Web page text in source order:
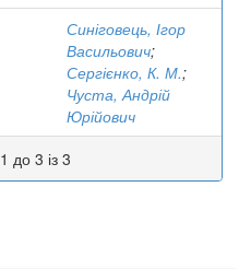
Синіговець, Ігор
Васильович;
Сергієнко, К. М.;
Чуста, Андрій
Юрійович
до 3 із 3